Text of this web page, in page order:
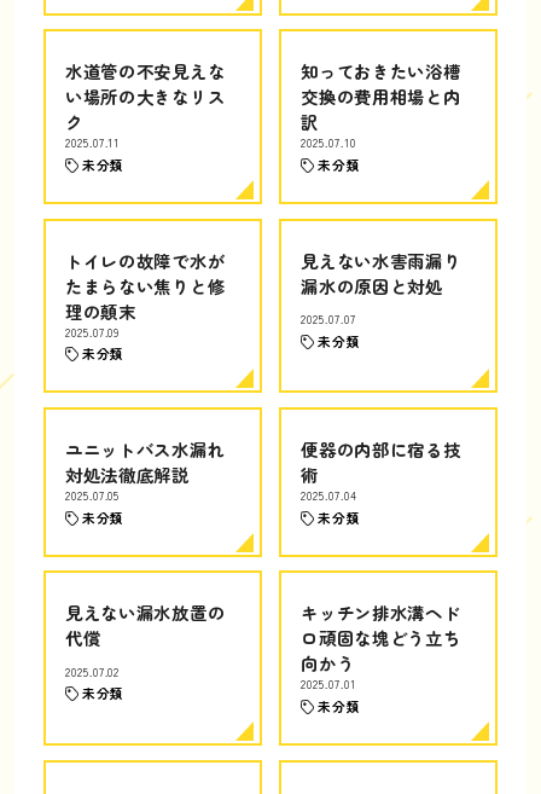
水道管の不安見えな
い場所の大きなリス
ク
2025.07.11
未分類
知っておきたい浴槽
交換の費用相場と内
訳
2025.07.10
未分類
トイレの故障で水が
たまらない焦りと修
理の顛末
2025.07.09
未分類
見えない水害雨漏り
漏水の原因と対処
2025.07.07
未分類
ユニットバス水漏れ
対処法徹底解説
2025.07.05
未分類
便器の内部に宿る技
術
2025.07.04
未分類
見えない漏水放置の
代償
2025.07.02
未分類
キッチン排水溝ヘド
ロ頑固な塊どう立ち
向かう
2025.07.01
未分類